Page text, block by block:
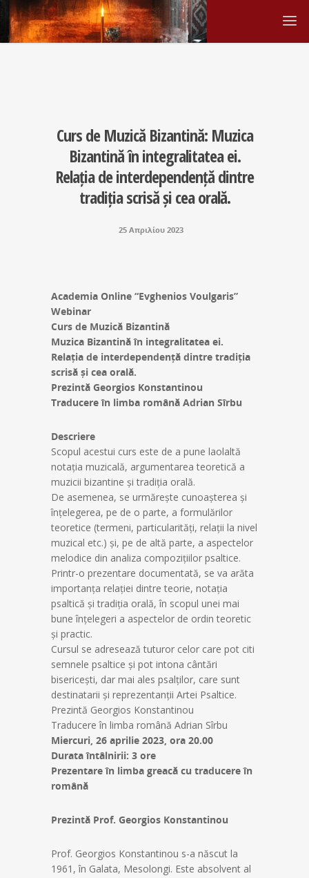
Curs de Muzică Bizantină: Muzica
Bizantină în integralitatea ei.
Relația de interdependență dintre
tradiția scrisă și cea orală.
25 Απριλίου 2023
Academia Online “Evghenios Voulgaris”
Webinar
Curs de Muzică Bizantină
Muzica Bizantină în integralitatea ei.
Relația de interdependență dintre tradiția
scrisă și cea orală.
Prezintă Georgios Konstantinou
Traducere în limba română Adrian Sîrbu
Descriere
Scopul acestui curs este de a pune laolaltă
notația muzicală, argumentarea teoretică a
muzicii bizantine și tradiția orală.
De asemenea, se urmărește cunoașterea și
înțelegerea, pe de o parte, a formulărilor
teoretice (termeni, particularități, relații la nivel
muzical etc.) și, pe de altă parte, a aspectelor
melodice din analiza compozițiilor psaltice.
Printr-o prezentare documentată, se va arăta
importanța relației dintre teorie, notația
psaltică și tradiția orală, în scopul unei mai
bune înțelegeri a aspectelor de ordin teoretic
și practic.
Cursul se adresează tuturor celor care pot citi
semnele psaltice și pot intona cântări
bisericești, dar mai ales psalților, care sunt
destinatarii și reprezentanții Artei Psaltice.
Prezintă Georgios Konstantinou
Traducere în limba română Adrian Sîrbu
Miercuri, 26 aprilie 2023, ora 20.00
Durata întâlnirii: 3 ore
Prezentare în limba greacă cu traducere în
română
Prezintă Prof. Georgios Konstantinou
Prof. Georgios Konstantinou s-a născut la
1961, în Galata, Mesolongi. Este absolvent al